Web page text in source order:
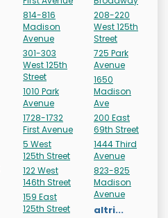
814-816
Madison
Avenue
301-303
West 125th
Street
1010 Park
Avenue
1728-1732
First Avenue
5 West
125th Street
122 West
146th Street
159 East
125th Street
208-220
West 125th
Street
725 Park
Avenue
1650
Madison
Ave
200 East
69th Street
1444 Third
Avenue
823-825
Madison
Avenue
altri...